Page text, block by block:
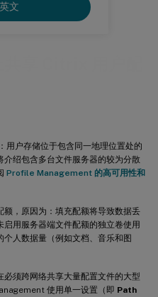
文
户存储位于包含同一地理位置处的
绍包含多台文件服务器的较为分散
Profile Management 的高可用性和
，原因为：填充配额将导致数据丢
用服务器端文件配额的独立卷使用
人数据量（例如文档、音乐和图
须跨网络共享大量配置文件的大型
使用单一设置（即 Path